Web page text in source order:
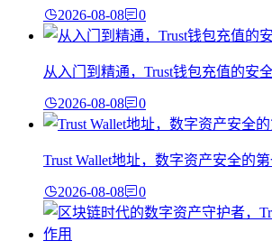
2026-08-08 0
从入门到精通，Trust钱包充值的安
2026-08-08 0
Trust Wallet地址，数字资产安全的
2026-08-08 0